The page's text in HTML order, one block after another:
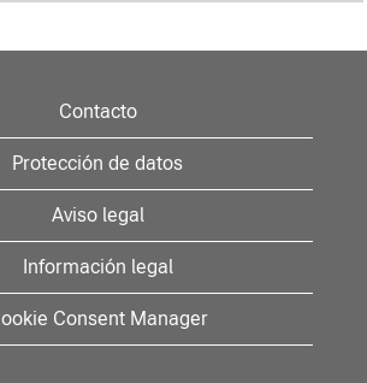
Contacto
Protección de datos
Aviso legal
Información legal
Consent Manager